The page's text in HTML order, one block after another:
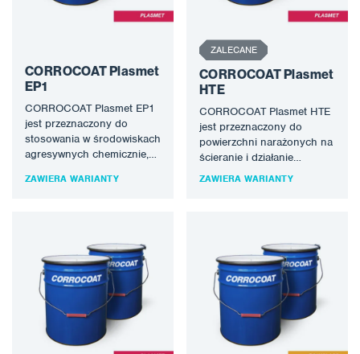
CORROCOAT Plasmet
EP1
CORROCOAT Plasmet EP1
jest przeznaczony do
stosowania w środowiskach
agresywnych chemicznie,
wirniki, kolana rur,
ZAWIERA WARIANTY
ZALECANE
CORROCOAT Plasmet
HTE
CORROCOAT Plasmet HTE
jest przeznaczony do
powierzchni narażonych na
ścieranie i działanie
chemikaliów. Materiał ten
ZAWIERA WARIANTY